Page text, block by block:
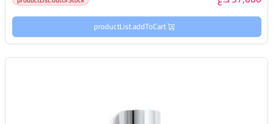
productList.addToCart